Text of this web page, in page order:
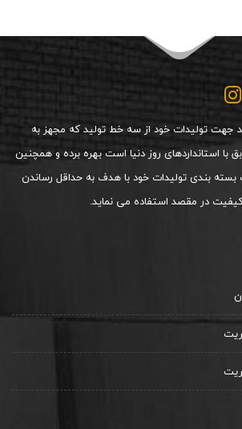
تولیدات خود از سه خط تولید که مجهز به
با استانداردهای روز دنیا است بهره برده و همچنین
بندی تولیدات خود با هدف به حداقل رساندن
در مقصد استفاده می نماید.